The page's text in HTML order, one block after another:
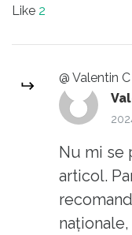
particulariza,
Like 2
@ Valentin C
Nu mi se
articol.
naționale,